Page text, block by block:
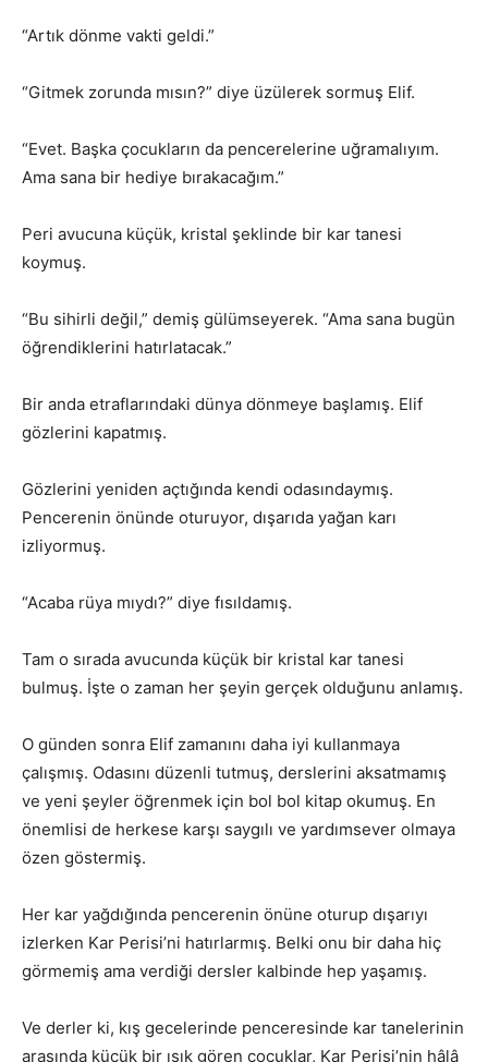
“Artık dönme vakti geldi.”
“Gitmek zorunda mısın?” diye üzülerek sormuş Elif.
“Evet. Başka çocukların da pencerelerine uğramalıyım.
Ama sana bir hediye bırakacağım.”
Peri avucuna küçük, kristal şeklinde bir kar tanesi
koymuş.
“Bu sihirli değil,” demiş gülümseyerek. “Ama sana bugün
öğrendiklerini hatırlatacak.”
Bir anda etraflarındaki dünya dönmeye başlamış. Elif
gözlerini kapatmış.
Gözlerini yeniden açtığında kendi odasındaymış.
Pencerenin önünde oturuyor, dışarıda yağan karı
izliyormuş.
“Acaba rüya mıydı?” diye fısıldamış.
Tam o sırada avucunda küçük bir kristal kar tanesi
bulmuş. İşte o zaman her şeyin gerçek olduğunu anlamış.
O günden sonra Elif zamanını daha iyi kullanmaya
çalışmış. Odasını düzenli tutmuş, derslerini aksatmamış
ve yeni şeyler öğrenmek için bol bol kitap okumuş. En
önemlisi de herkese karşı saygılı ve yardımsever olmaya
özen göstermiş.
Her kar yağdığında pencerenin önüne oturup dışarıyı
izlerken Kar Perisi’ni hatırlarmış. Belki onu bir daha hiç
görmemiş ama verdiği dersler kalbinde hep yaşamış.
Ve derler ki, kış gecelerinde penceresinde kar tanelerinin
arasında küçük bir ışık gören çocuklar, Kar Perisi’nin hâlâ